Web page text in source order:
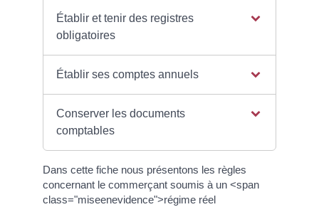
Établir et tenir des registres
obligatoires
Établir ses comptes annuels
Conserver les documents
comptables
Dans cette fiche nous présentons les règles
concernant le commerçant soumis à un <span
class="miseenevidence">régime réel